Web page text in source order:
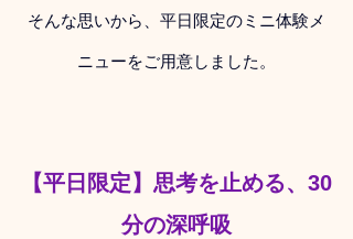
そんな思いから、平日限定のミニ体験メ
ニューをご用意しました。
【平日限定】思考を止める、30
分の深呼吸